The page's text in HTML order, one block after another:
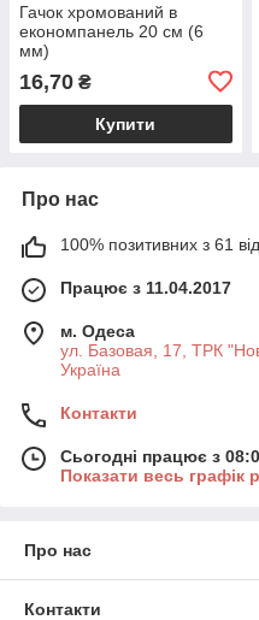
Гачок хромований в
економпанель 20 см (6
мм)
16,70 ₴
Купити
Про нас
100% позитивних з 61
Працює з 11.04.2017
м. Одеса
ул. Базовая, 17, ТРК
Україна
Контакти
Сьогодні працює з
Показати весь графік
Про нас
Контакти